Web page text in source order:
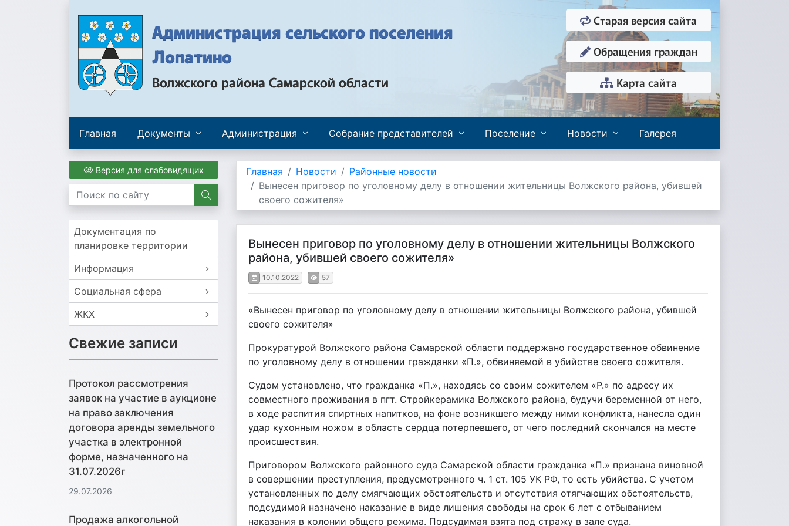
Администрация сельского поселения
Лопатино
Волжского района Самарской области
Старая версия сайта
Обращения граждан
Карта сайта
Главная Документы Администрация Собрание представителей Поселение Новости Галерея
Версия для слабовидящих
Документация по
планировке территории
Информация
Социальная сфера
ЖКХ
Свежие записи
Протокол рассмотрения
заявок на участие в аукционе
на право заключения
договора аренды земельного
участка в электронной
форме, назначенного на
31.07.2026г
29.07.2026
Продажа алкогольной
Главная Новости
Районные новости
Вынесен приговор по уголовному делу в отношении жительницы Волжского района, убившей
своего сожителя»
Вынесен приговор по уголовному делу в отношении жительницы Волжского
района, убившей своего сожителя»
10.10.2022 57
«Вынесен приговор по уголовному делу в отношении жительницы Волжского района, убившей
своего сожителя»
Прокуратурой Волжского района Самарской области поддержано государственное обвинение
по уголовному делу в отношении гражданки «П.», обвиняемой в убийстве своего сожителя.
Судом установлено, что гражданка «П.», находясь со своим сожителем «Р.» по адресу их
совместного проживания в пгт. Стройкерамика Волжского района, будучи беременной от него,
в ходе распития спиртных напитков, на фоне возникшего между ними конфликта, нанесла один
удар кухонным ножом в область сердца потерпевшего, от чего последний скончался на месте
происшествия.
Приговором Волжского районного суда Самарской области гражданка «П.» признана виновной
в совершении преступления, предусмотренного ч. 1 ст. 105 УК РФ, то есть убийства. С учетом
установленных по делу смягчающих обстоятельств и отсутствия отягчающих обстоятельств,
подсудимой назначено наказание в виде лишения свободы на срок 6 лет с отбыванием
наказания в колонии общего режима. Подсудимая взята под стражу в зале суда.